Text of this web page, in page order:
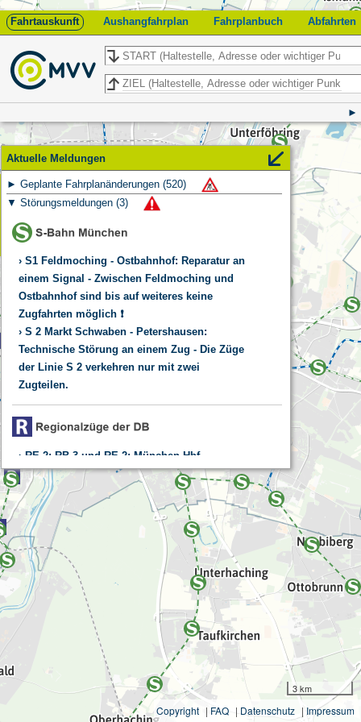
3 km
Copyright | FAQ | Datenschutz | Impressum
Fahrtauskunft Aushangfahrplan Fahrplanbuch Abfahrten
Start
Ziel
Feedback
Aktuelle Meldungen
Geplante Fahrplanänderungen (520)
Störungsmeldungen (3)
S1 Feldmoching - Ostbahnhof: Reparatur an
einem Signal - Zwischen Feldmoching und
Ostbahnhof sind bis auf weiteres keine
Zugfahrten möglich ❗
S 2 Markt Schwaben - Petershausen:
Technische Störung an einem Zug - Die Züge
der Linie S 2 verkehren nur mit zwei
Zugteilen.
RE 2: RB 3 und RE 2: München Hbf -
Landshut(Bay)Hbf - Reparatur an einem Signal
/ Beeinträchtigungen